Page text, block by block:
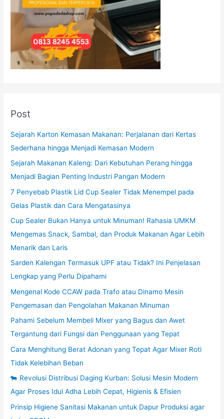
Post
Sejarah Karton Kemasan Makanan: Perjalanan dari Kertas
Sederhana hingga Menjadi Kemasan Modern
Sejarah Makanan Kaleng: Dari Kebutuhan Perang hingga
Menjadi Bagian Penting Industri Pangan Modern
7 Penyebab Plastik Lid Cup Sealer Tidak Menempel pada
Gelas Plastik dan Cara Mengatasinya
Cup Sealer Bukan Hanya untuk Minuman! Rahasia UMKM
Mengemas Snack, Sambal, dan Produk Makanan Agar Lebih
Menarik dan Laris
Sarden Kalengan Termasuk UPF atau Tidak? Ini Penjelasan
Lengkap yang Perlu Dipahami
Mengenal Kode CCAW pada Trafo atau Dinamo Mesin
Pengemasan dan Pengolahan Makanan Minuman
Pahami Sebelum Membeli Mixer yang Bagus dan Awet
Tergantung dari Fungsi dan Penggunaan yang Tepat
Cara Menghitung Berat Adonan yang Tepat Agar Mixer Roti
Tidak Kelebihan Beban
🐄 Revolusi Distribusi Daging Kurban: Solusi Mesin Modern
Agar Proses Idul Adha Lebih Cepat, Higienis & Efisien
Prinsip Higiene Sanitasi Makanan untuk Dapur Produksi agar